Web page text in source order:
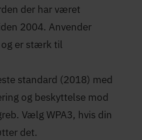
der har været
2004. Anvender
og er stærk til
standard (2018) med
og beskyttelse mod
Vælg WPA3, hvis din
det.